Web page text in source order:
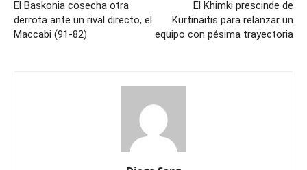
El Baskonia cosecha otra
derrota ante un rival directo, el
Maccabi (91-82)
El Khimki prescinde de
Kurtinaitis para relanzar un
equipo con pésima trayectoria